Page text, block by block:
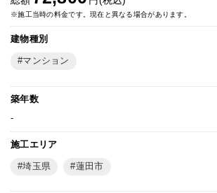
※施工当時の料金です。現在と異なる場合があります。
建物種別
マンション
築年数
-
施工エリア
埼玉県 蓮田市